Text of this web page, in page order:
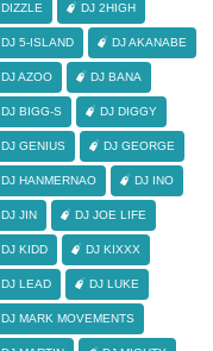
DIZZLE DJ 2HIGH
DJ 5-ISLAND DJ AKANABE
DJ AZOO DJ BANA
DJ BIGG-S DJ DIGGY
DJ GENIUS DJ GEORGE
DJ HANMERNAO DJ INO
DJ JIN DJ JOE LIFE
DJ KIDD DJ KIXXX
DJ LEAD DJ LUKE
DJ MARK MOVEMENTS